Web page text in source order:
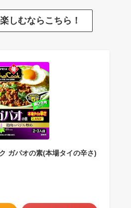
しむならこちら！
ガパオの素(本場タイの辛さ)